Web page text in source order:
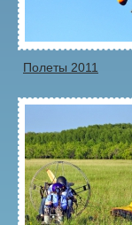
Полеты 2011